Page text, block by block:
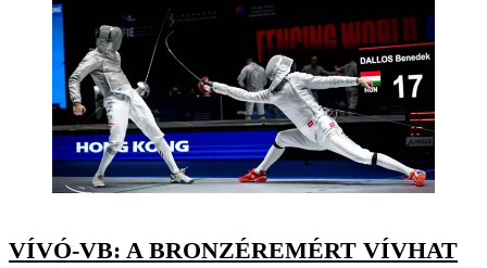
VÍVÓ-VB: A BRONZÉREMÉRT VÍVHAT